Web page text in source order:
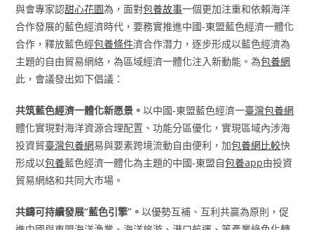
與會專家認甜心花園為，面對包養故事一個更加注重和依賴海洋
合作發展的藍色經濟時代，要務實推進中國-東盟藍色經濟一體化
合作，釋放藍色經包養條件濟合作潛力，逐步形成以藍色經濟為
主題的自由貿易網絡，為區域經濟一體化注入新動能。為包養網
此，會議發出如下倡議：
共筑藍色經濟一體化新愿景。以中國-東盟藍色經濟一臺灣包養網
體化實現對海洋資源合理配置、功能分區優化，實現區域內涉海
投資貿臺灣包養網易與要素跨境流動自由便利，加包養網比較快
形成以包養藍色經濟一體化為主題的中國-東盟自包養app由投資
貿易網絡和共同大市場。
共鑄可持續發展“藍色引擎”。以優勢互補、互利共贏為原則，促